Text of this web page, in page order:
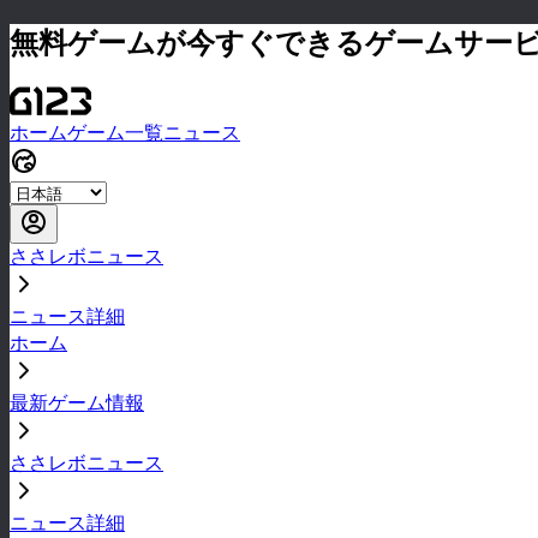
無料ゲームが今すぐできるゲームサー
ホームゲーム一覧ニュース
ささレボニュース
ニュース詳細
ホーム
最新ゲーム情報
ささレボニュース
ニュース詳細